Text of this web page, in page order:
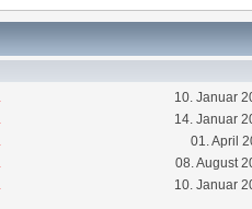
10. Januar
14. Januar
01. April
08. August
10. Januar